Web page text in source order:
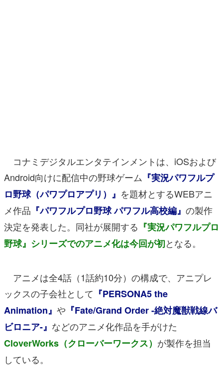
その他
電ファミニコゲーマーとは？
運営：株式会社マレ
コナミデジタルエンタテインメントは、iOSおよび
Android向けに配信中の野球ゲーム 『実況パワフルプ
ロ野球（パワプロアプリ）』 を題材とするWEBアニ
メ作品 『パワフルプロ野球 パワフル高校編』 の製作
決定を発表した。同社が展開する 『実況パワフルプロ
野球』シリーズでのアニメ化は今回が初となる。
アニメは全4話（1話約10分）の構成で、アニプレ
ックスの子会社として 『PERSONA5 the
Animation』 や 『Fate/Grand Order -絶対魔獣戦線バ
ビロニア-』 などのアニメ化作品を手がけた
CloverWorks（クローバーワークス） が製作を担当
している。